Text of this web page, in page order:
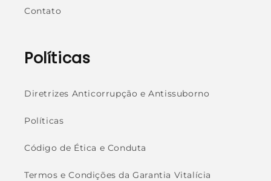
Contato
Políticas
Diretrizes Anticorrupção e Antissuborno
Políticas
Código de Ética e Conduta
Termos e Condições da Garantia Vitalícia